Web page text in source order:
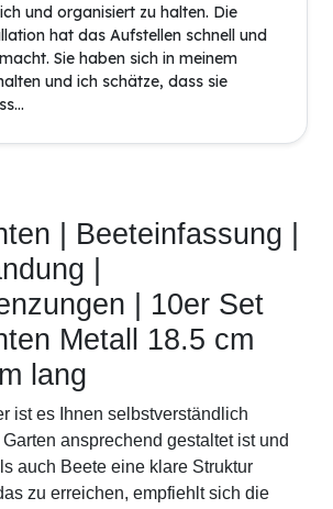
und organisiert zu halten. Die
hat das Aufstellen schnell und
Sie haben sich in meinem
und ich schätze, dass sie
| Beeteinfassung |
|
| 10er Set
Metall 18.5 cm
lang
ist es Ihnen selbstverständlich
ansprechend gestaltet ist und
auch Beete eine klare Struktur
zu erreichen, empfiehlt sich die